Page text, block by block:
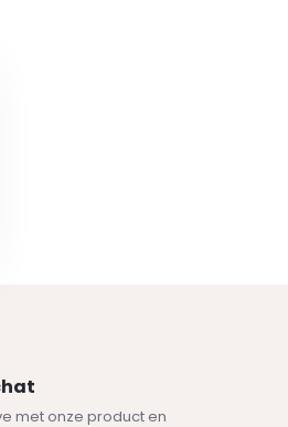
met onze product en